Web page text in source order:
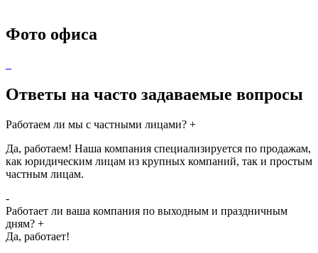
Фото офиса
Ответы на часто задаваемые вопросы
Работаем ли мы с частными лицами? +
Да, работаем! Наша компания специализируется по продажам,
как юридическим лицам из крупных компаний, так и простым
частным лицам.
-
Работает ли ваша компания по выходным и праздничным
дням? +
Да, работает!